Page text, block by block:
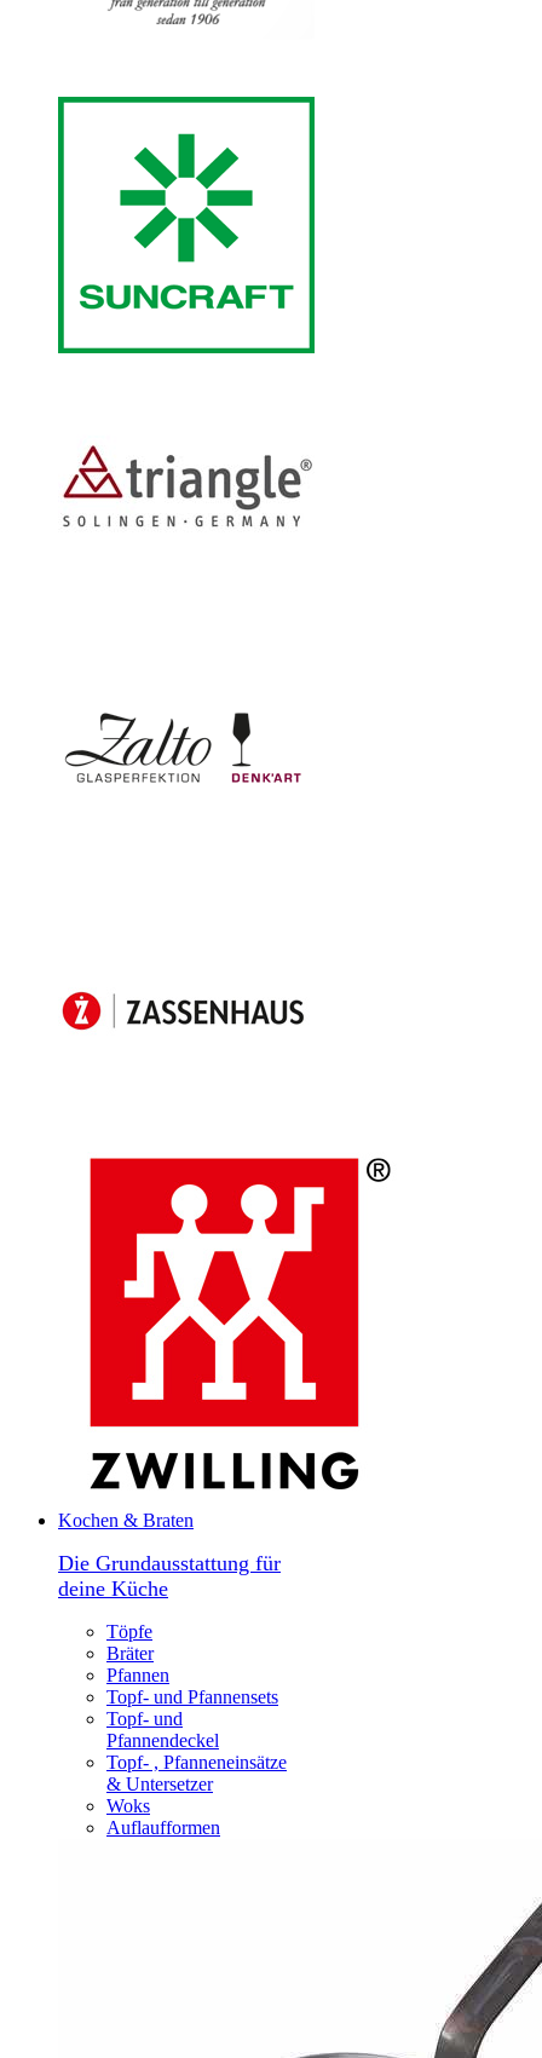
Kochen & Braten
Die Grundausstattung für
deine Küche
Töpfe
Bräter
Pfannen
Topf- und Pfannensets
Topf- und
Pfannendeckel
Topf- , Pfanneneinsätze
& Untersetzer
Woks
Auflaufformen